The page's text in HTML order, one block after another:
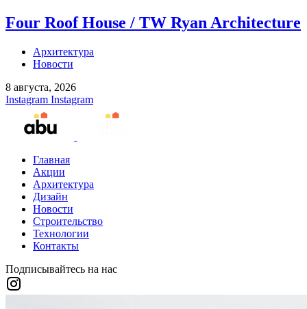
Four Roof House / TW Ryan Architecture
Архитектура
Новости
8 августа, 2026
Instagram Instagram
Главная
Акции
Архитектура
Дизайн
Новости
Строительство
Технологии
Контакты
Подписывайтесь на нас